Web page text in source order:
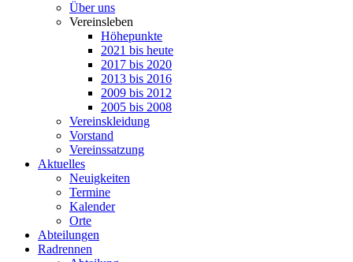
Über uns
Vereinsleben
Höhepunkte
2021 bis heute
2017 bis 2020
2013 bis 2016
2009 bis 2012
2005 bis 2008
Vereinskleidung
Vorstand
Vereinssatzung
Aktuelles
Neuigkeiten
Termine
Kalender
Orte
Abteilungen
Radrennen